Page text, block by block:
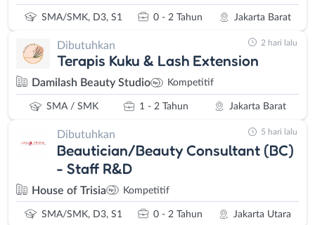
SMA/SMK, D3, S1 0 - 2 Tahun Jakarta Barat
Dibutuhkan
Terapis Kuku & Lash Extension
Damilash Beauty Studio Kompetitif
SMA / SMK 1 - 2 Tahun Jakarta Barat
2 hari lalu
Dibutuhkan
Beautician/Beauty Consultant (BC)
- Staff R&D
House of Trisia Kompetitif
SMA/SMK, D3, S1 0 - 2 Tahun Jakarta Utara
5 hari lalu